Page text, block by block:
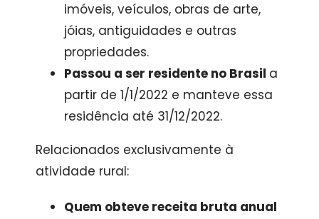
imóveis, veículos, obras de arte,
jóias, antiguidades e outras
propriedades.
Passou a ser residente no Brasil a
partir de 1/1/2022 e manteve essa
residência até 31/12/2022.
Relacionados exclusivamente à
atividade rural:
Quem obteve receita bruta anual